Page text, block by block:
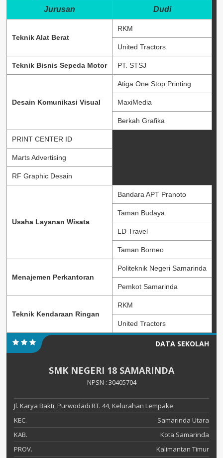
Jurusan Dudi
Teknik Alat Berat
RKM
United Tractors
Teknik Bisnis Sepeda Motor PT. STSJ
Desain Komunikasi Visual
Atiga One Stop Printing
MaxiMedia
Berkah Grafika
PRINT CENTER ID
Marts Advertising
RF Graphic Desain
Usaha Layanan Wisata
Bandara APT Pranoto
Taman Budaya
LD Travel
Taman Borneo
Menajemen Perkantoran
Politeknik Negeri Samarinda
Pemkot Samarinda
Teknik Kendaraan Ringan
RKM
United Tractors
DATA SEKOLAH
SMK NEGERI 18 SAMARINDA
NPSN : 30405704
Jl. Karya Bakti, Purwodadi RT. 44, Kelurahan Lempake
KEC.
Samarinda Utara
KAB.
Kota Samarinda
PROV.
Kalimantan Timur